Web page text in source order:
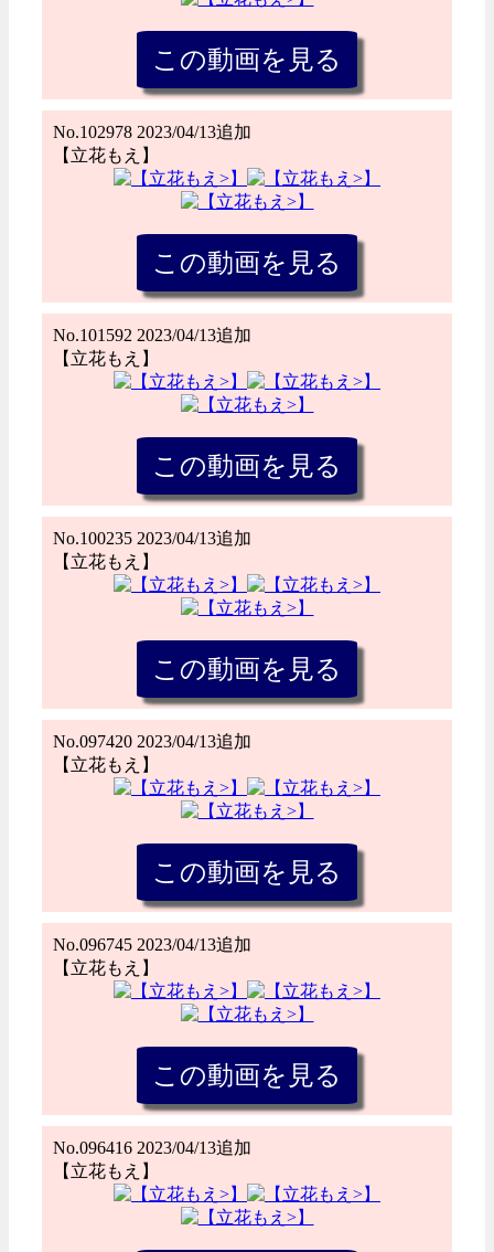
No.102978 2023/04/13追加
【立花もえ】
No.101592 2023/04/13追加
【立花もえ】
No.100235 2023/04/13追加
【立花もえ】
No.097420 2023/04/13追加
【立花もえ】
No.096745 2023/04/13追加
【立花もえ】
No.096416 2023/04/13追加
【立花もえ】